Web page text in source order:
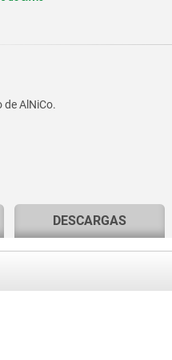
de AlNiCo.
DESCARGAS